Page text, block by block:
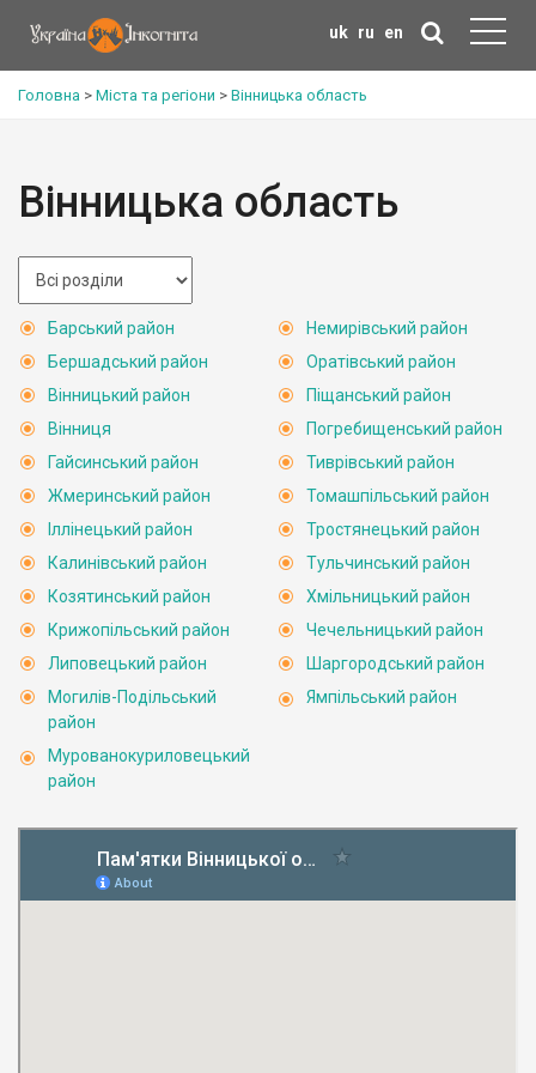
uk ru en
Головна > Міста та регіони > Вінницька область
Вінницька область
Барський район
Бершадський район
Вінницький район
Вінниця
Гайсинський район
Жмеринський район
Іллінецький район
Калинівський район
Козятинський район
Крижопільський район
Липовецький район
Могилів-Подільський
район
Мурованокуриловецький
район
Немирівський район
Оратівський район
Піщанський район
Погребищенський район
Тиврівський район
Томашпільський район
Тростянецький район
Тульчинський район
Хмільницький район
Чечельницький район
Шаргородський район
Ямпільський район